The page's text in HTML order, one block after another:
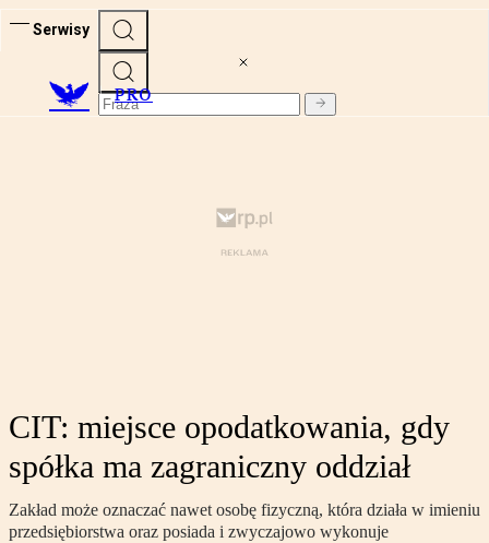
Serwisy
PRO
CIT: miejsce opodatkowania, gdy
spółka ma zagraniczny oddział
Zakład może oznaczać nawet osobę fizyczną, która działa w imieniu
przedsiębiorstwa oraz posiada i zwyczajowo wykonuje